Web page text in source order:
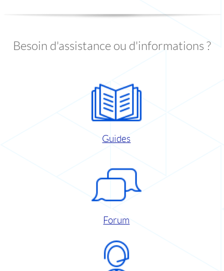
Besoin d'assistance ou d'informations ?
Guides
Forum